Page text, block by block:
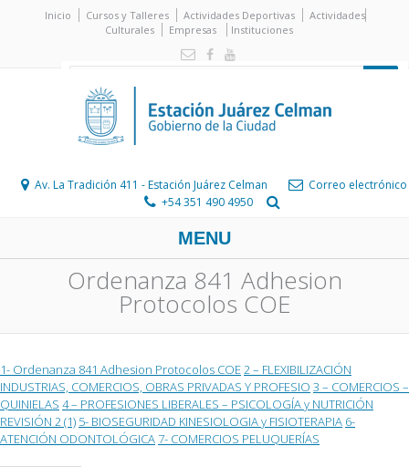
Inicio Cursos y Talleres Actividades Deportivas
Actividades
Culturales
Empresas Instituciones
Av. La Tradición 411 - Estación Juárez Celman
Correo electrónico
+54 351 490 4950
MENU
Ordenanza 841 Adhesion
Protocolos COE
1- Ordenanza 841 Adhesion Protocolos COE2 – FLEXIBILIZACIÓN
INDUSTRIAS, COMERCIOS, OBRAS PRIVADAS Y PROFESIO 3 – COMERCIOS –
QUINIELAS 4 – PROFESIONES LIBERALES – PSICOLOGÍA y NUTRICIÓN
REVISIÓN 2 (1) 5- BIOSEGURIDAD KINESIOLOGIA y FISIOTERAPIA 6-
ATENCIÓN ODONTOLÓGICA 7- COMERCIOS PELUQUERÍAS